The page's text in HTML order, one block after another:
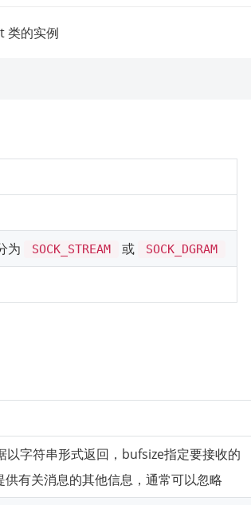
类的实例
为 SOCK_STREAM 或 SOCK_DGRAM
以字符串形式返回，bufsize指定要接收的
有关消息的其他信息，通常可以忽略